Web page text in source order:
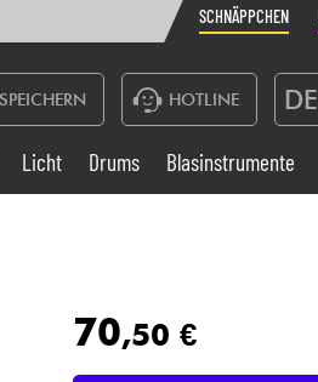
SCHNÄPPCHEN
SPEICHERN HOTLINE DE
Belgique
Nederland
Live-Sound
Licht Drums Blasinstrumente
70,50 €